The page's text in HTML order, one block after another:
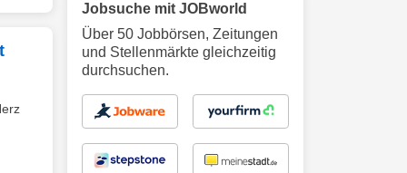
Jobsuche mit JOBworld
Über 50 Jobbörsen, Zeitungen
und Stellenmärkte gleichzeitig
durchsuchen.